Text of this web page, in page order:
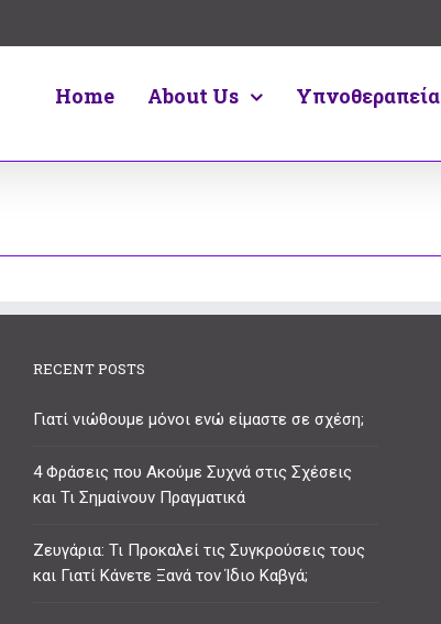
Home About Us Υπνοθεραπεία
RECENT POSTS
Γιατί νιώθουμε μόνοι ενώ είμαστε σε σχέση;
4 Φράσεις που Ακούμε Συχνά στις Σχέσεις
και Τι Σημαίνουν Πραγματικά
Ζευγάρια: Τι Προκαλεί τις Συγκρούσεις τους
και Γιατί Κάνετε Ξανά τον Ίδιο Καβγά;